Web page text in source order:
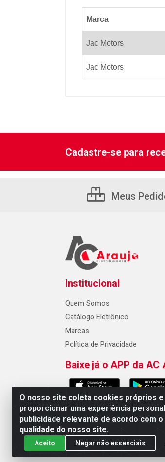
Marca
Jac Motors
Jac Motors
O nosso site coleta cookies próprios
proporcionar uma experiência
publicidade relevante de acordo com
qualidade do nosso site.
Aceito Negar não essenciais
Cadastre-se para
Meus
Institucional
Quem Somos
Catálogo Eletrônico
Marcas
Política de Privacidade
Baixe já o APP da AC
AC Araujo